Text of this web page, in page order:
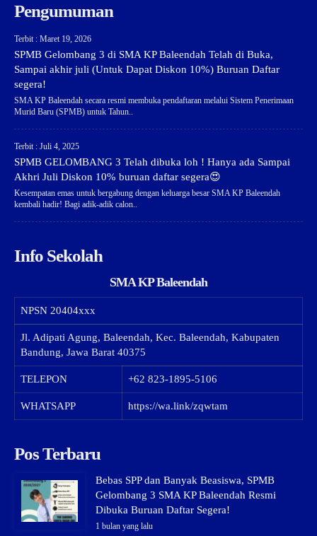
Pengumuman
Terbit : Maret 19, 2026
SPMB Gelombang 3 di SMA KP Baleendah Telah di Buka,
Sampai akhir juli (Untuk Dapat Diskon 10%) Buruan Daftar
segera!
SMA KP Baleendah secara resmi membuka pendaftaran melalui Sistem Penerimaan
Murid Baru (SPMB) untuk Tahun..
Terbit : Juli 4, 2025
SPMB GELOMBANG 3 Telah dibuka loh ! Hanya ada Sampai
Akhri Juli Diskon 10% buruan daftar segera😍
Kesempatan emas untuk bergabung dengan keluarga besar SMA KP Baleendah
kembali hadir! Bagi adik-adik calon..
Info Sekolah
SMA KP Baleendah
NPSN 20404xxx
Jl. Adipati Agung, Baleendah, Kec. Baleendah, Kabupaten
Bandung, Jawa Barat 40375
TELEPON +62 823-1895-5106
WHATSAPP https://wa.link/zqwtam
Pos Terbaru
Bebas SPP dan Banyak Beasiswa, SPMB
Gelombang 3 SMA KP Baleendah Resmi
Dibuka Buruan Daftar Segera!
1 bulan yang lalu